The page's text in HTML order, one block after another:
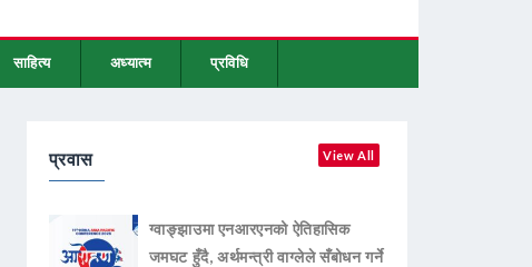
साहित्य अध्यात्म प्रविधि
प्रवास View All
ग्वाङ्झाउमा एनआरएनको ऐतिहासिक
जमघट हुँदै, अर्थमन्त्री वाग्लेले सँबोधन गर्ने